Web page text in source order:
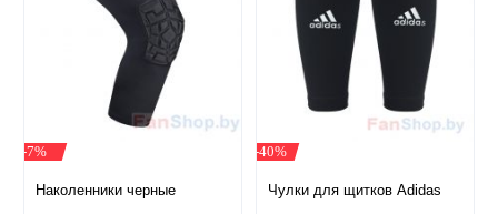
-7%
Наколенники черные
-40%
Чулки для щитков Adidas